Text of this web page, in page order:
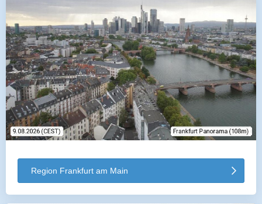
Region Frankfurt am Main